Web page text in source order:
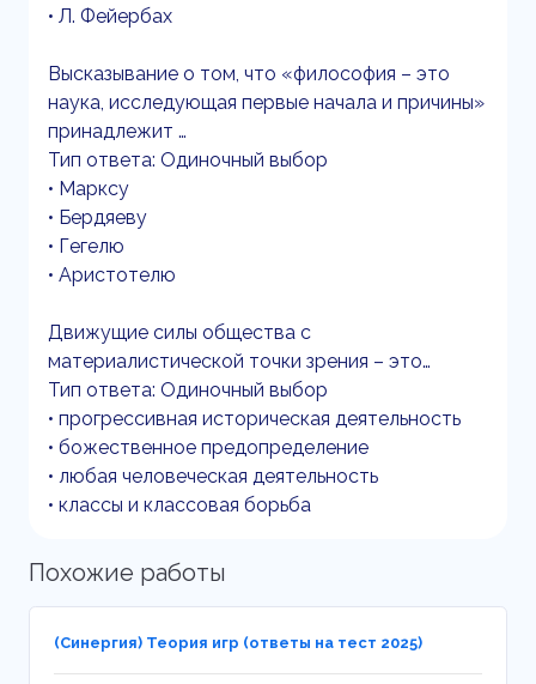
• Л. Фейербах
Высказывание о том, что «философия – это
наука, исследующая первые начала и причины»
принадлежит …
Тип ответа: Одиночный выбор
• Марксу
• Бердяеву
• Гегелю
• Аристотелю
Движущие силы общества с
материалистической точки зрения – это…
Тип ответа: Одиночный выбор
• прогрессивная историческая деятельность
• божественное предопределение
• любая человеческая деятельность
• классы и классовая борьба
Похожие работы
(Синергия) Теория игр (ответы на тест 2025)